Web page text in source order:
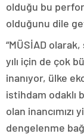
olduğu bu
olduğunu dile
“MÜSİAD
yılı için de çok
inanıyor, ülke
istihdam odaklı
olan
dengelenme